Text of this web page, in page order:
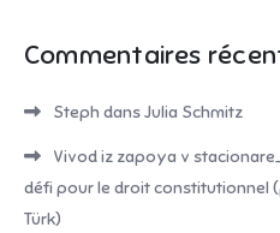
Commentaires
Steph dansJulia Schmitz
Vivod iz zapoya v
défi pour le droit constitutionnel
Türk)